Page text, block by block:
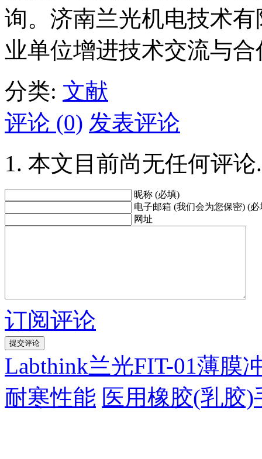
询。济南兰光机电技术
业单位增进技术交流与合
分类: 文献
评论 (0) 发表评论
本文目前尚无任何评论.
昵称 (必填)
电子邮箱 (我们会为您保密) (必
网址
订阅评论
Labthink兰光FIT-01薄膜
耐寒性能 医用橡胶(乳胶